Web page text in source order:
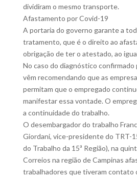
dividiram o mesmo transporte.
Afastamento por Covid-19
A portaria do governo garante a
tratamento, que é o direito ao
obrigação de ter o atestado, ao
No caso do diagnóstico
vêm recomendando que as
permitam que o empregado
manifestar essa vontade. O
a continuidade do trabalho.
O desembargador do trabalho
Giordani, vice-presidente do TRT-
do Trabalho da 15ª Região), na
Correios na região de Campinas
trabalhadores que tiveram contato